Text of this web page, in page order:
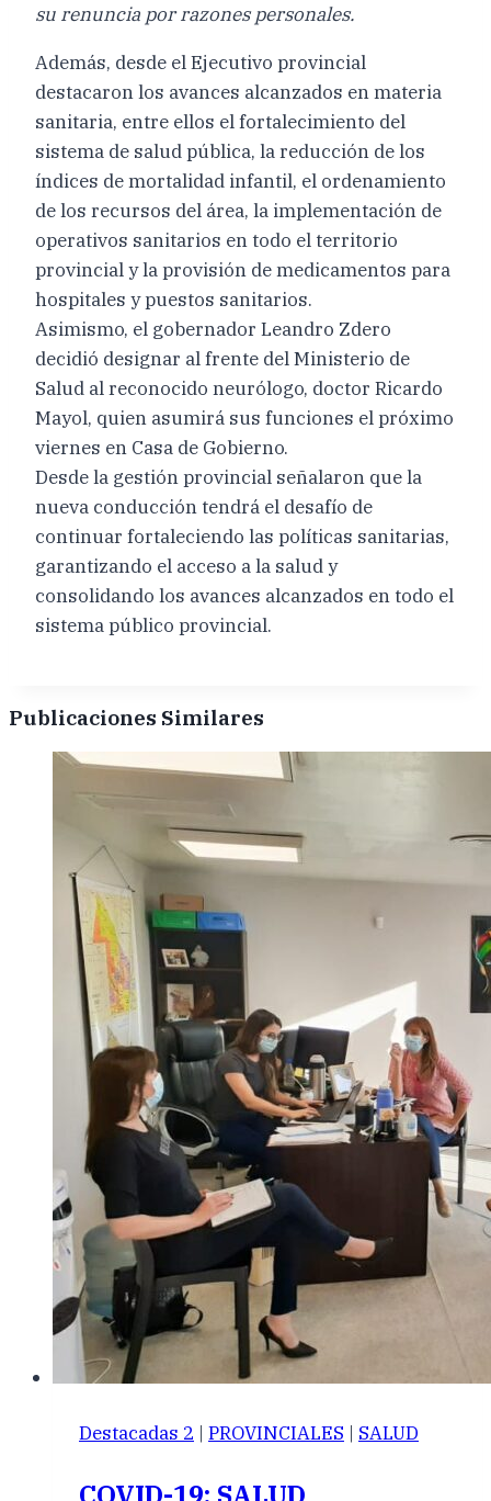
su renuncia por razones personales.
Además, desde el Ejecutivo provincial
destacaron los avances alcanzados en materia
sanitaria, entre ellos el fortalecimiento del
sistema de salud pública, la reducción de los
índices de mortalidad infantil, el ordenamiento
de los recursos del área, la implementación de
operativos sanitarios en todo el territorio
provincial y la provisión de medicamentos para
hospitales y puestos sanitarios.
Asimismo, el gobernador Leandro Zdero
decidió designar al frente del Ministerio de
Salud al reconocido neurólogo, doctor Ricardo
Mayol, quien asumirá sus funciones el próximo
viernes en Casa de Gobierno.
Desde la gestión provincial señalaron que la
nueva conducción tendrá el desafío de
continuar fortaleciendo las políticas sanitarias,
garantizando el acceso a la salud y
consolidando los avances alcanzados en todo el
sistema público provincial.
Publicaciones Similares
Destacadas 2 | PROVINCIALES | SALUD